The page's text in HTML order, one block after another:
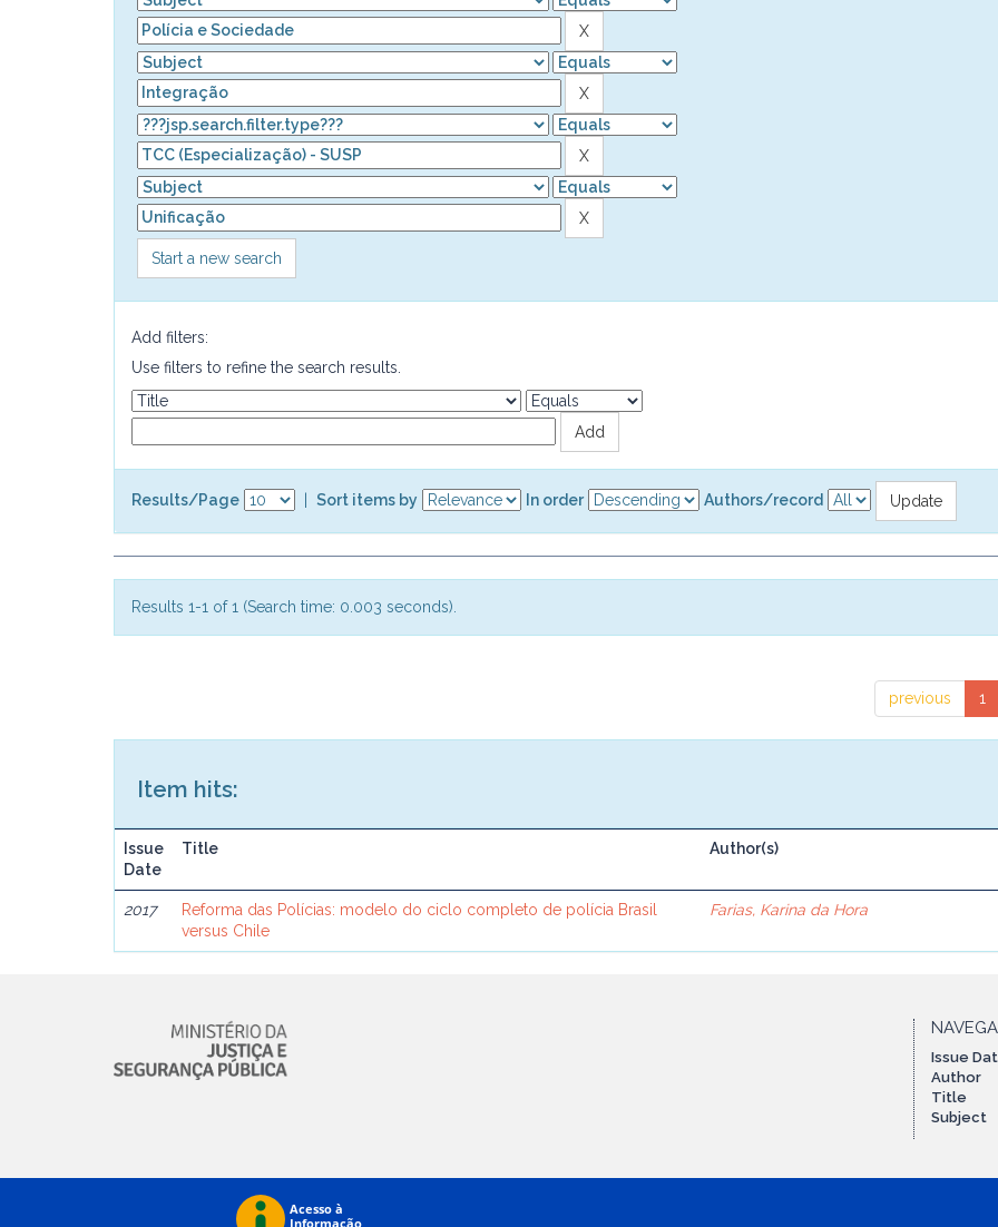
Start a new search
Add filters:
Use filters to refine the search results.
Results/Page Sort items by In order Authors/record
Results 1-1 of 1 (Search time: 0.003 seconds).
previous 1
Item hits:
Issue
Date
Title Author(s)
2017
Reforma das Polícias: modelo do ciclo completo de polícia Brasil
versus Chile
Farias, Karina da Hora
Issue
Author
Title
Subject